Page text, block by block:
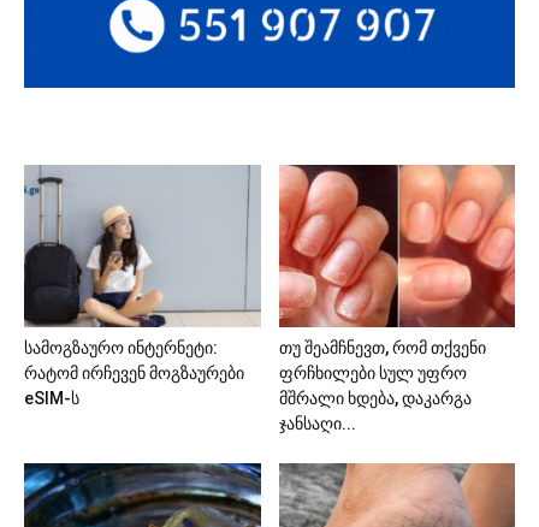
სამოგზაურო ინტერნეტი:
რატომ ირჩევენ მოგზაურები
eSIM-ს
თუ შეამჩნევთ, რომ თქვენი
ფრჩხილები სულ უფრო
მშრალი ხდება, დაკარგა
ჯანსაღი...